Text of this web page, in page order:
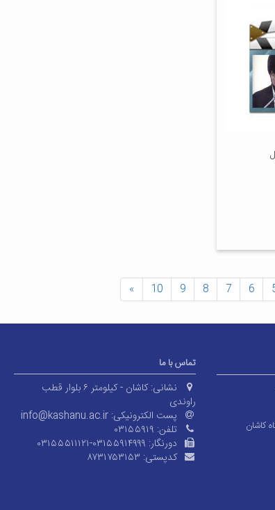
6
7
8
9
10
»
کاشان
تماس با ما
نشانی:
کاشان - کیلومتر ۶ بلوار قطب
راوندی
پست الکترونیکی: info@kashanu.ac.ir
تلفن: ۰۳۱۵۵۹۱۹
دورنگار: ۰۳۱۵۵۵۱۱۱۲۱-۰۳۱۵۵۹۱۴۹۹۹
کدپستی: ۸۷۳۱۷۵۳۱۵۳